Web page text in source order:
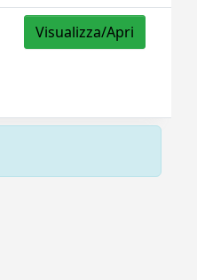
Visualizza/Apri